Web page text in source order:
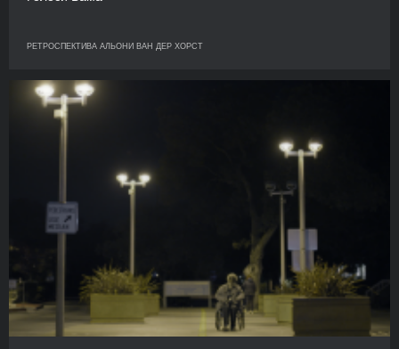
РЕТРОСПЕКТИВА АЛЬОНИ ВАН ДЕР ХОРСТ